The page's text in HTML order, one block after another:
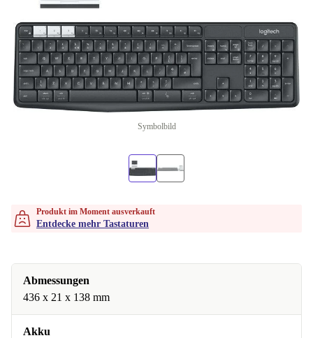
Symbolbild
Produkt im Moment ausverkauft
Entdecke mehr Tastaturen
Abmessungen
436 x 21 x 138 mm
Akku